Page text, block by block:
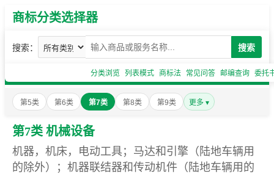
商标分类选择器
搜索： 搜索
分类浏览 列表模式 商标法 常见问答 邮编查询 委托
第5类 第6类 第7类 第8类 第9类 更多 ▾
第7类 机械设备
机器，机床，电动工具；马达和引擎（陆地车辆用
的除外）；机器联结器和传动机件（陆地车辆用的